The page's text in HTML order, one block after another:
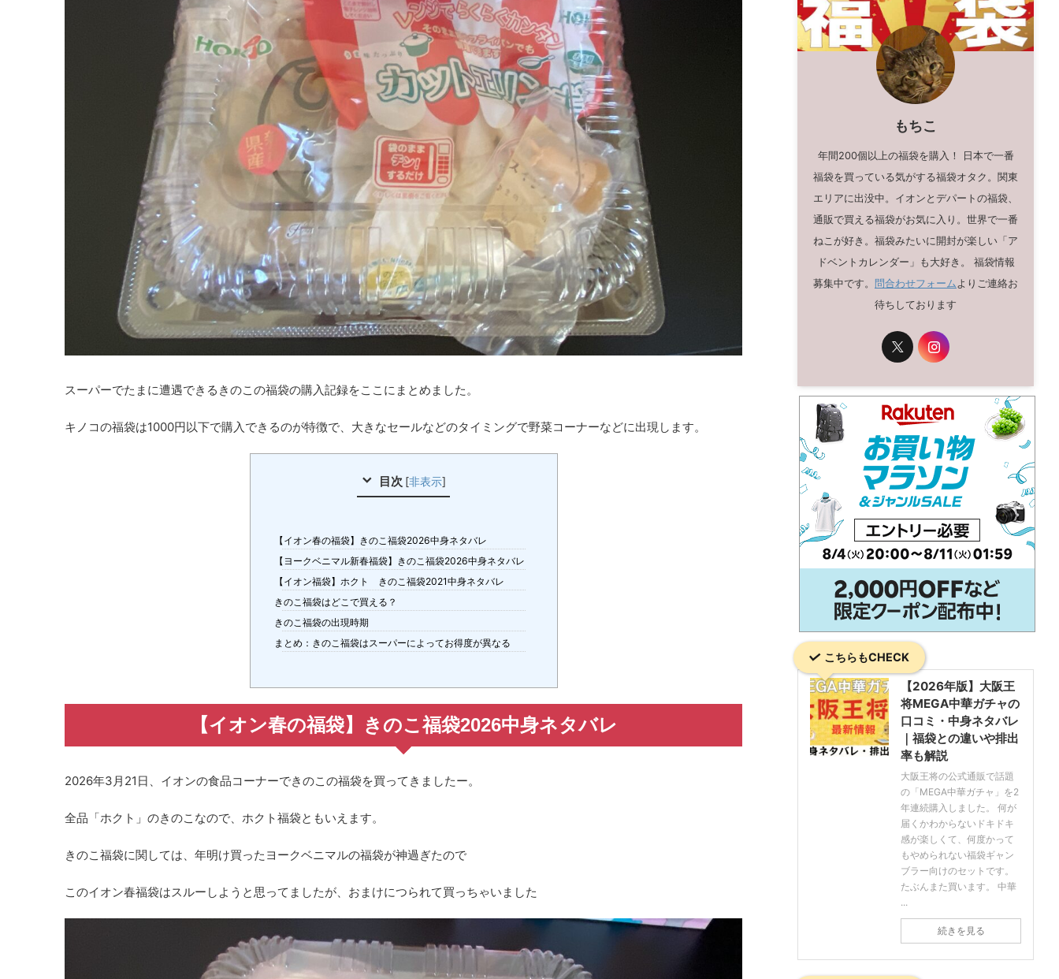
スーパーでたまに遭遇できるきのこの福袋の購入記録をここにまとめました。
キノコの福袋は1000円以下で購入できるのが特徴で、大きなセールなどのタイミングで野菜コーナーなどに出現します。
目次 [非表示]
【イオン春の福袋】きのこ福袋2026中身ネタバレ
【ヨークベニマル新春福袋】きのこ福袋2026中身ネタバレ
【イオン福袋】ホクト きのこ福袋2021中身ネタバレ
きのこ福袋はどこで買える？
きのこ福袋の出現時期
まとめ：きのこ福袋はスーパーによってお得度が異なる
【イオン春の福袋】きのこ福袋2026中身ネタバレ
2026年3月21日、イオンの食品コーナーできのこの福袋を買ってきましたー。
全品「ホクト」のきのこなので、ホクト福袋ともいえます。
きのこ福袋に関しては、年明け買ったヨークベニマルの福袋が神過ぎたので
このイオン春福袋はスルーしようと思ってましたが、おまけにつられて買っちゃいました
もちこ
年間200個以上の福袋を購入！ 日本で一番
福袋を買っている気がする福袋オタク。関東
エリアに出没中。イオンとデパートの福袋、
通販で買える福袋がお気に入り。世界で一番
ねこが好き。福袋みたいに開封が楽しい「ア
ドベントカレンダー」も大好き。 福袋情報
募集中です。 問合わせフォームよりご連絡お
待ちしております
こちらもCHECK
【2026年版】大阪王
将MEGA中華ガチャの
口コミ・中身ネタバレ
｜福袋との違いや排出
率も解説
大阪王将の公式通販で話題
の「MEGA中華ガチャ」を2
年連続購入しました。 何が
届くかわからないドキドキ
感が楽しくて、何度かって
もやめられない福袋ギャン
ブラー向けのセットです。
たぶんまた買います。 中華
...
続きを見る